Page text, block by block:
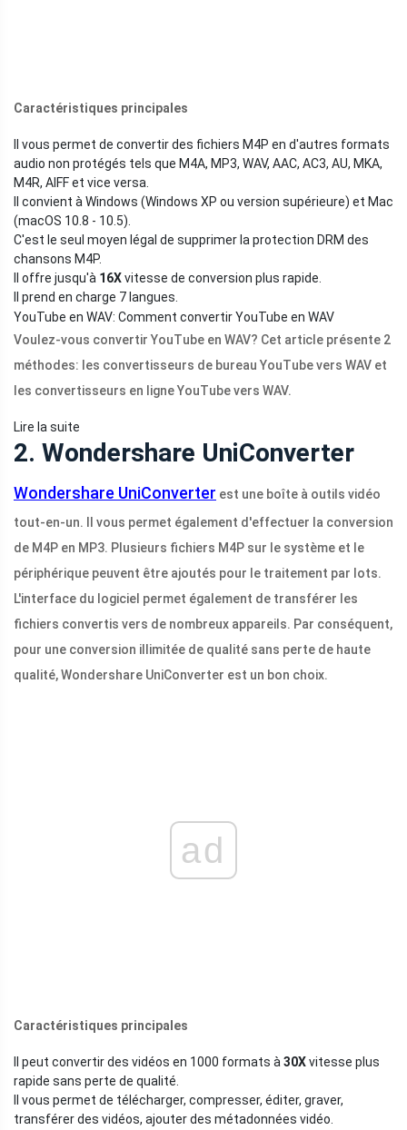
Caractéristiques principales
Il vous permet de convertir des fichiers M4P en d'autres formats
audio non protégés tels que M4A, MP3, WAV, AAC, AC3, AU, MKA,
M4R, AIFF et vice versa.
Il convient à Windows (Windows XP ou version supérieure) et Mac
(macOS 10.8 - 10.5).
C'est le seul moyen légal de supprimer la protection DRM des
chansons M4P.
Il offre jusqu'à 16Xvitesse de conversion plus rapide.
Il prend en charge 7 langues.
YouTube en WAV: Comment convertir YouTube en WAV
Voulez-vous convertir YouTube en WAV? Cet article présente 2
méthodes: les convertisseurs de bureau YouTube vers WAV et
les convertisseurs en ligne YouTube vers WAV.
Lire la suite
2. Wondershare UniConverter
Wondershare UniConverter est une boîte à outils vidéo
tout-en-un. Il vous permet également d'effectuer la conversion
de M4P en MP3. Plusieurs fichiers M4P sur le système et le
périphérique peuvent être ajoutés pour le traitement par lots.
L'interface du logiciel permet également de transférer les
fichiers convertis vers de nombreux appareils. Par conséquent,
pour une conversion illimitée de qualité sans perte de haute
qualité, Wondershare UniConverter est un bon choix.
ad
Caractéristiques principales
Il peut convertir des vidéos en 1000 formats à 30Xvitesse plus
rapide sans perte de qualité.
Il vous permet de télécharger, compresser, éditer, graver,
transférer des vidéos, ajouter des métadonnées vidéo.